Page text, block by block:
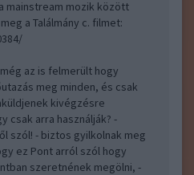
mainstream mozik között
a Találmány c. filmet:
az is felmerült hogy
meg minden, és csak
kivégzésre
csak arra használják? -
szól! - biztos gyilkolnak meg
ez Pont arról szól hogy
szeretnének megölni, -